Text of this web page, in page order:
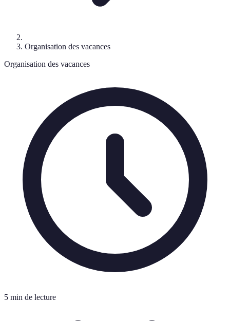
Organisation des vacances
Organisation des vacances
5 min de lecture